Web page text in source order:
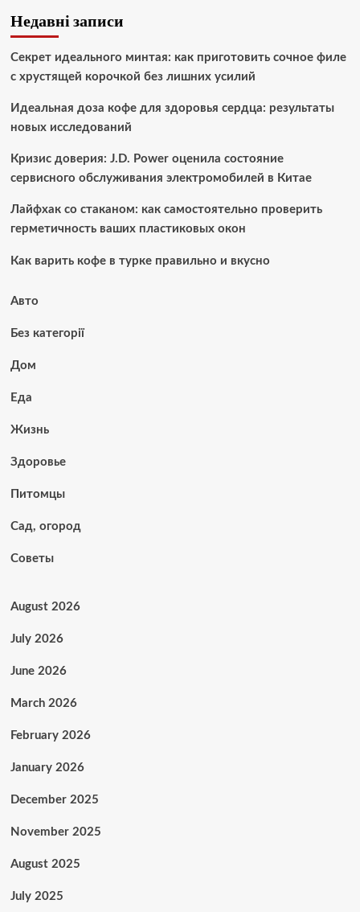
Недавні записи
Секрет идеального минтая: как приготовить сочное филе
с хрустящей корочкой без лишних усилий
Идеальная доза кофе для здоровья сердца: результаты
новых исследований
Кризис доверия: J.D. Power оценила состояние
сервисного обслуживания электромобилей в Китае
Лайфхак со стаканом: как самостоятельно проверить
герметичность ваших пластиковых окон
Как варить кофе в турке правильно и вкусно
Авто
Без категорії
Дом
Еда
Жизнь
Здоровье
Питомцы
Сад, огород
Советы
August 2026
July 2026
June 2026
March 2026
February 2026
January 2026
December 2025
November 2025
August 2025
July 2025